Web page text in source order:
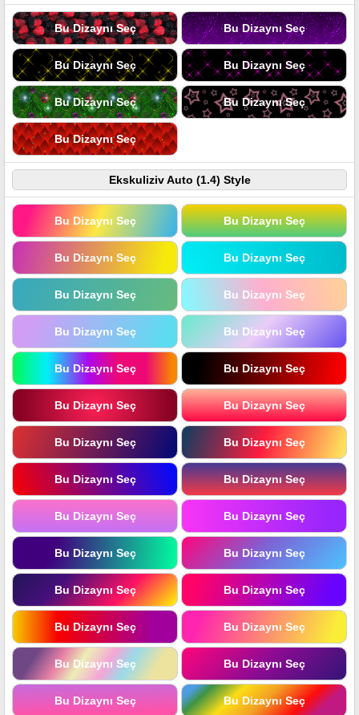
Bu Dizaynı Seç Bu Dizaynı Seç
Bu Dizaynı Seç Bu Dizaynı Seç
Bu Dizaynı Seç Bu Dizaynı Seç
Bu Dizaynı Seç
Ekskuliziv Auto (1.4) Style
Bu Dizaynı Seç Bu Dizaynı Seç
Bu Dizaynı Seç Bu Dizaynı Seç
Bu Dizaynı Seç Bu Dizaynı Seç
Bu Dizaynı Seç Bu Dizaynı Seç
Bu Dizaynı Seç Bu Dizaynı Seç
Bu Dizaynı Seç Bu Dizaynı Seç
Bu Dizaynı Seç Bu Dizaynı Seç
Bu Dizaynı Seç Bu Dizaynı Seç
Bu Dizaynı Seç Bu Dizaynı Seç
Bu Dizaynı Seç Bu Dizaynı Seç
Bu Dizaynı Seç Bu Dizaynı Seç
Bu Dizaynı Seç Bu Dizaynı Seç
Bu Dizaynı Seç Bu Dizaynı Seç
Bu Dizaynı Seç Bu Dizaynı Seç